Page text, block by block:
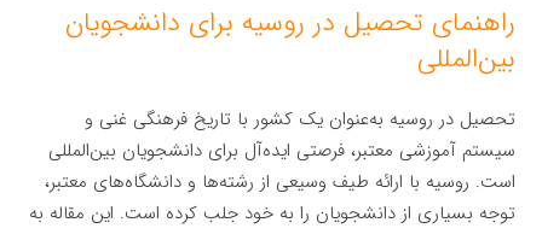
راهنمای تحصیل در روسیه برای دانشجویان
بین‌المللی
تحصیل در روسیه به‌عنوان یک کشور با تاریخ فرهنگی غنی و
سیستم آموزشی معتبر، فرصتی ایده‌آل برای دانشجویان بین‌المللی
است. روسیه با ارائه طیف وسیعی از رشته‌ها و دانشگاه‌های معتبر،
توجه بسیاری از دانشجویان را به خود جلب کرده است. این مقاله به